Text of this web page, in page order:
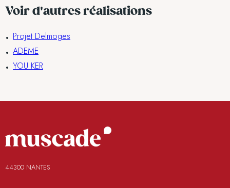
Voir d'autres réalisations
Projet Delmoges
ADEME
YOU KER
44300 NANTES